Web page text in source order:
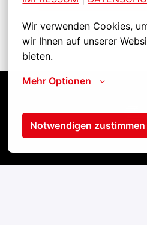
Wir verwenden Cookies,
wir Ihnen auf unserer
bieten.
Mehr Optionen
Notwendigen zustimmen
İşi